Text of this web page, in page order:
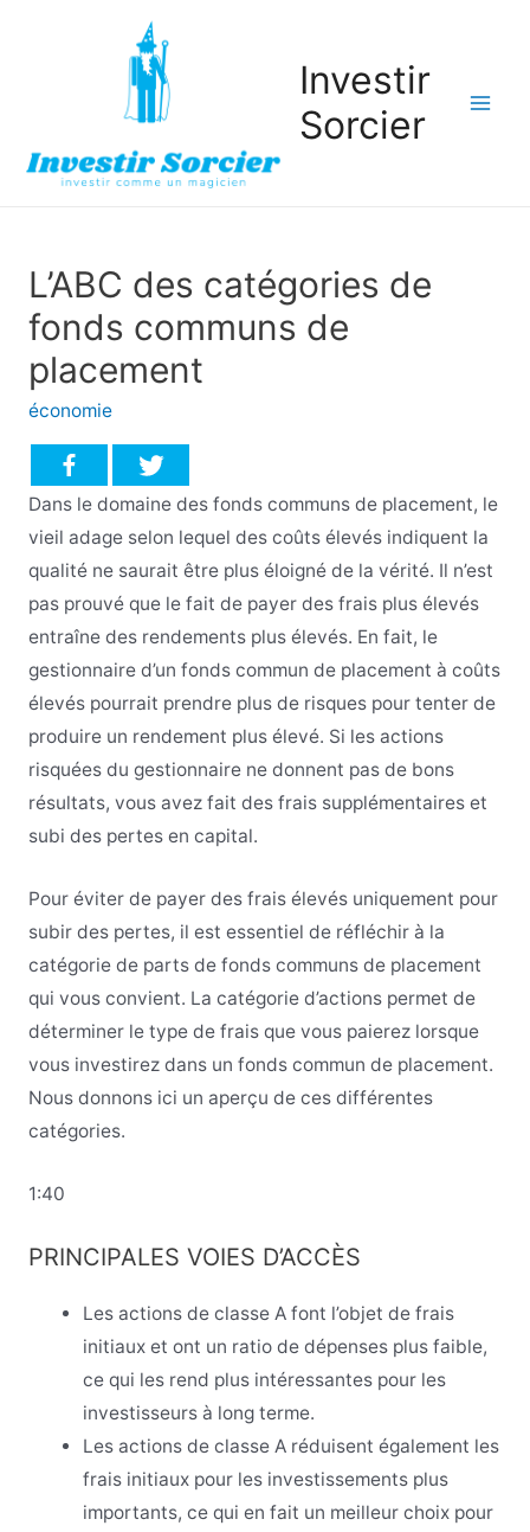
Investir
Sorcier
L’ABC des catégories de
fonds communs de
placement
économie
Dans le domaine des fonds communs de placement, le
vieil adage selon lequel des coûts élevés indiquent la
qualité ne saurait être plus éloigné de la vérité. Il n’est
pas prouvé que le fait de payer des frais plus élevés
entraîne des rendements plus élevés. En fait, le
gestionnaire d’un fonds commun de placement à coûts
élevés pourrait prendre plus de risques pour tenter de
produire un rendement plus élevé. Si les actions
risquées du gestionnaire ne donnent pas de bons
résultats, vous avez fait des frais supplémentaires et
subi des pertes en capital.
Pour éviter de payer des frais élevés uniquement pour
subir des pertes, il est essentiel de réfléchir à la
catégorie de parts de fonds communs de placement
qui vous convient. La catégorie d’actions permet de
déterminer le type de frais que vous paierez lorsque
vous investirez dans un fonds commun de placement.
Nous donnons ici un aperçu de ces différentes
catégories.
1:40
PRINCIPALES VOIES D’ACCÈS
Les actions de classe A font l’objet de frais
initiaux et ont un ratio de dépenses plus faible,
ce qui les rend plus intéressantes pour les
investisseurs à long terme.
Les actions de classe A réduisent également les
frais initiaux pour les investissements plus
importants, ce qui en fait un meilleur choix pour